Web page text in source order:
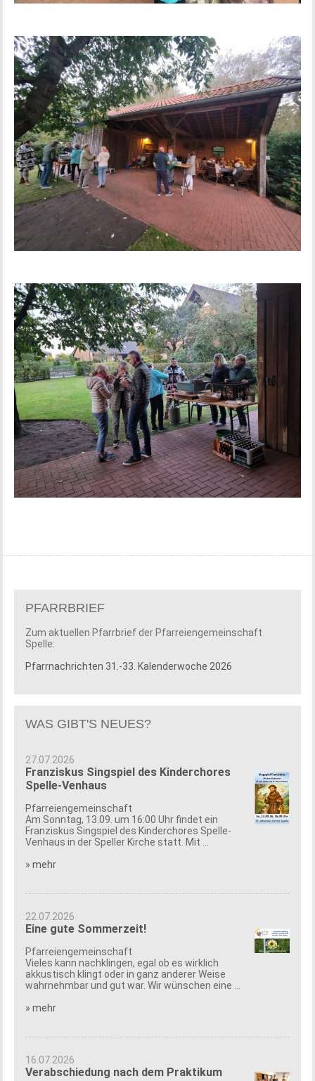
PFARRBRIEF
Zum aktuellen Pfarrbrief der Pfarreiengemeinschaft
Spelle:
Pfarrnachrichten 31.-33. Kalenderwoche 2026
WAS GIBT'S NEUES?
27.07.2026
Franziskus Singspiel des Kinderchores
Spelle-Venhaus
Pfarreiengemeinschaft
Am Sonntag, 13.09. um 16:00 Uhr findet ein
Franziskus Singspiel des Kinderchores Spelle-
Venhaus in der Speller Kirche statt. Mit ...
» mehr
22.07.2026
Eine gute Sommerzeit!
Pfarreiengemeinschaft
Vieles kann nachklingen, egal ob es wirklich
akkustisch klingt oder in ganz anderer Weise
wahrnehmbar und gut war. Wir wünschen eine ...
» mehr
16.07.2026
Verabschiedung nach dem Praktikum